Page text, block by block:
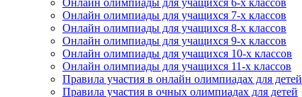
Онлайн олимпиады для учащихся 6-х классов
Онлайн олимпиады для учащихся 7-х классов
Онлайн олимпиады для учащихся 8-х классов
Онлайн олимпиады для учащихся 9-х классов
Онлайн олимпиады для учащихся 10-х классов
Онлайн олимпиады для учащихся 11-х классов
Правила участия в онлайн олимпиадах для детей
Правила участия в очных олимпиадах для детей